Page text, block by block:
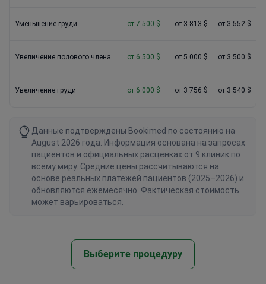
Уменьшение груди от 7 500 $ от 3 813 $ от 3 552 $
Увеличение полового члена от 6 500 $ от 5 000 $ от 3 500 $
Увеличение груди от 6 000 $ от 3 756 $ от 3 540 $
Данные подтверждены Bookimed по состоянию на
August 2026 года. Информация основана на запросах
пациентов и официальных расценках от 9 клиник по
всему миру. Средние цены рассчитываются на
основе реальных платежей пациентов (2025–2026) и
обновляются ежемесячно. Фактическая стоимость
может варьироваться.
Выберите процедуру